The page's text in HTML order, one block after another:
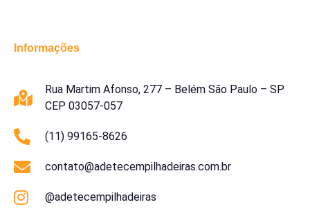
Informações
Rua Martim Afonso, 277 – Belém São Paulo – SP
CEP 03057-057
(11) 99165-8626
contato@adetecempilhadeiras.com.br
@adetecempilhadeiras